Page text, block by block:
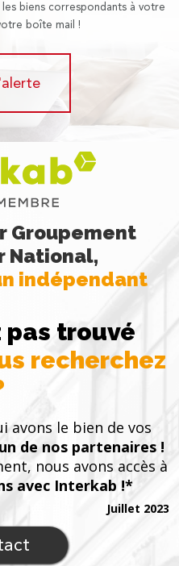
biens correspondants à votre
boîte mail !
Groupement
National,
indépendant
pas trouvé
recherchez
avons le bien de vos
un de nos partenaires !
nous avons accès à
avec Interkab !*
Juillet 2023